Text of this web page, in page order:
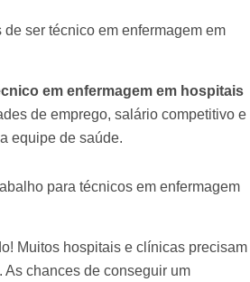
ser técnico em enfermagem em
em enfermagem em hospitais
de emprego, salário competitivo e
equipe de saúde.
para técnicos em enfermagem
Muitos hospitais e clínicas precisam
chances de conseguir um